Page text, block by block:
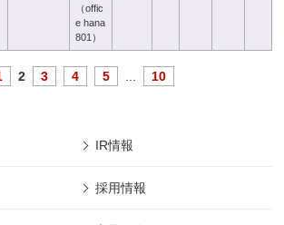
（offic
e hana
801）
2 3 4 5 10
IR情報
採用情報